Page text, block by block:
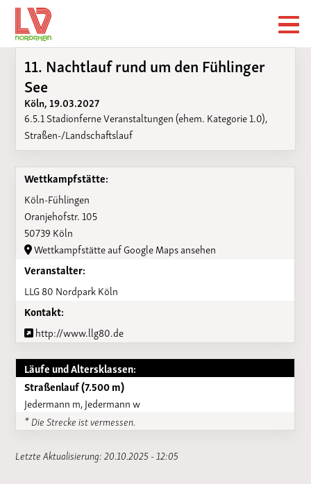
11. Nachtlauf rund um den Fühlinger
See
Köln, 19.03.2027
6.5.1 Stadionferne Veranstaltungen (ehem. Kategorie 1.0),
Straßen-/Landschaftslauf
Wettkampfstätte:
Köln-Fühlingen
Oranjehofstr. 105
50739 Köln
Wettkampfstätte auf Google Maps ansehen
Veranstalter:
LLG 80 Nordpark Köln
Kontakt:
http://www.llg80.de
Läufe und Altersklassen:
Straßenlauf (7.500 m)
Jedermann m, Jedermann w
* Die Strecke ist vermessen.
Letzte Aktualisierung: 20.10.2025 - 12:05